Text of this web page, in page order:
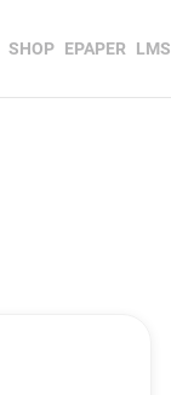
SHOP EPAPER LMS